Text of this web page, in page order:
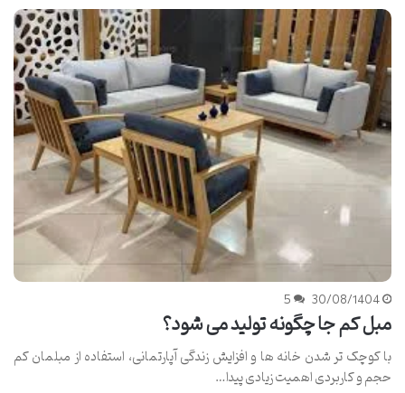
30/08/1404
5
مبل کم جا چگونه تولید می شود؟
با کوچک تر شدن خانه ها و افزایش زندگی آپارتمانی، استفاده از مبلمان کم
حجم و کاربردی اهمیت زیادی پیدا…